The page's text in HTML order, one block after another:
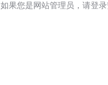
如果您是网站管理员，请登